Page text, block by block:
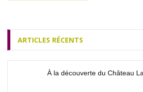
ARTICLES RÉCENTS
À la découverte du Château